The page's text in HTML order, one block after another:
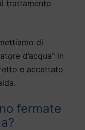
trattamento
di
d’acqua” in
e accettato
fermate